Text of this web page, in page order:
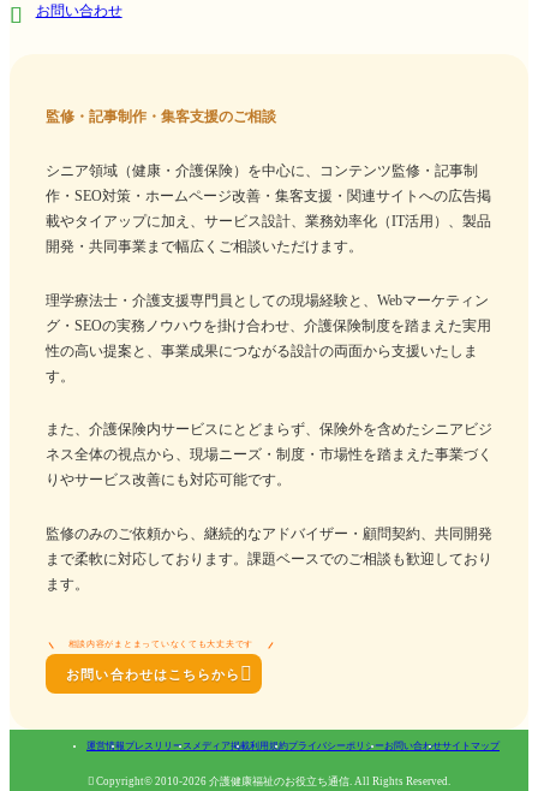
お問い合わせ
監修・記事制作・集客支援のご相談
シニア領域（健康・介護保険）を中心に、コンテンツ監修・記事制
作・SEO対策・ホームページ改善・集客支援・関連サイトへの広告掲
載やタイアップに加え、サービス設計、業務効率化（IT活用）、製品
開発・共同事業まで幅広くご相談いただけます。
理学療法士・介護支援専門員としての現場経験と、Webマーケティン
グ・SEOの実務ノウハウを掛け合わせ、介護保険制度を踏まえた実用
性の高い提案と、事業成果につながる設計の両面から支援いたしま
す。
また、介護保険内サービスにとどまらず、保険外を含めたシニアビジ
ネス全体の視点から、現場ニーズ・制度・市場性を踏まえた事業づく
りやサービス改善にも対応可能です。
監修のみのご依頼から、継続的なアドバイザー・顧問契約、共同開発
まで柔軟に対応しております。課題ベースでのご相談も歓迎しており
ます。
相談内容がまとまっていなくても大丈夫です
お問い合わせはこちらから 
運営情報プレスリリース メディア掲載利用規約プライバシーポリシーお問い合わせサイトマップ
 Copyright© 2010-2026 介護健康福祉のお役立ち通信. All Rights Reserved.